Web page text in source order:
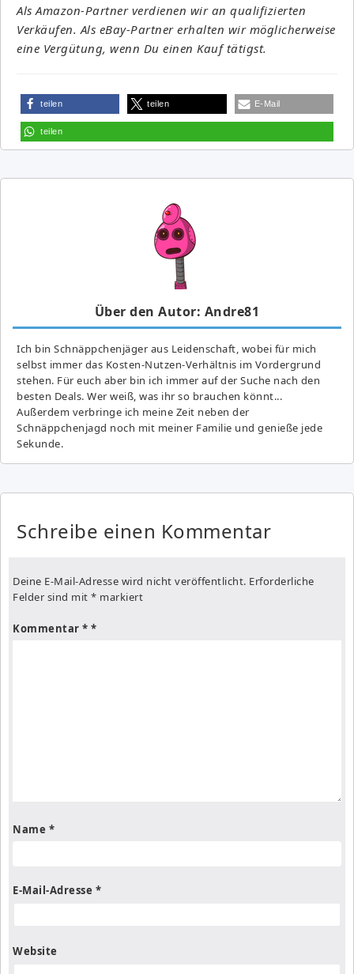
Als Amazon-Partner verdienen wir an qualifizierten
Verkäufen. Als eBay-Partner erhalten wir möglicherweise
eine Vergütung, wenn Du einen Kauf tätigst.
teilen teilen E-Mail
teilen
Über den Autor: Andre81
Ich bin Schnäppchenjäger aus Leidenschaft, wobei für mich
selbst immer das Kosten-Nutzen-Verhältnis im Vordergrund
stehen. Für euch aber bin ich immer auf der Suche nach den
besten Deals. Wer weiß, was ihr so brauchen könnt...
Außerdem verbringe ich meine Zeit neben der
Schnäppchenjagd noch mit meiner Familie und genieße jede
Sekunde.
Schreibe einen Kommentar
Deine E-Mail-Adresse wird nicht veröffentlicht. Erforderliche
Felder sind mit * markiert
Kommentar *
Name *
E-Mail-Adresse *
Website